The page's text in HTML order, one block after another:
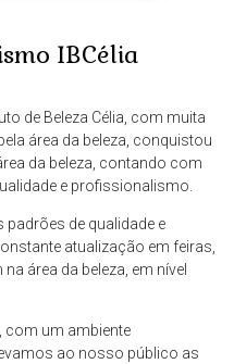
IBCélia
de Beleza Célia, com muita
área da beleza, conquistou
da beleza, contando com
e profissionalismo.
de qualidade e
atualização em feiras,
área da beleza, em nível
com um ambiente
ao nosso público as